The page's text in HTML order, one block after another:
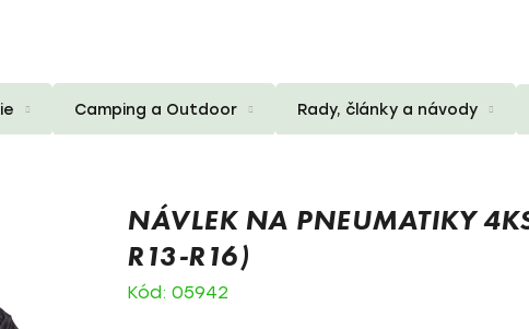
Camping a Outdoor Rady, články a návody
NÁVLEK NA PNEUMATIKY
R13-R16)
Kód: 05942